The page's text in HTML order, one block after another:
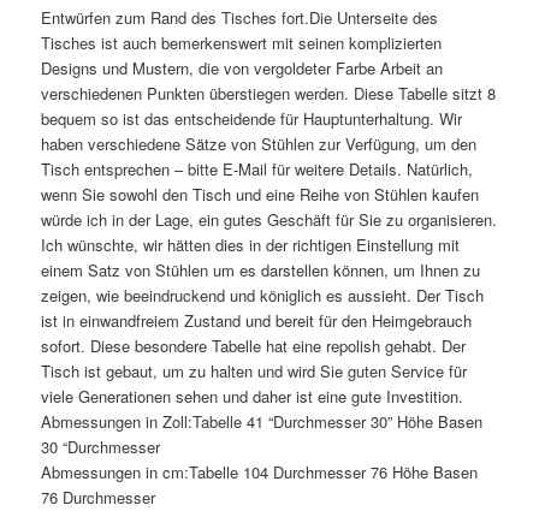
Entwürfen zum Rand des Tisches fort.Die Unterseite des
Tisches ist auch bemerkenswert mit seinen komplizierten
Designs und Mustern, die von vergoldeter Farbe Arbeit an
verschiedenen Punkten überstiegen werden. Diese Tabelle sitzt 8
bequem so ist das entscheidende für Hauptunterhaltung. Wir
haben verschiedene Sätze von Stühlen zur Verfügung, um den
Tisch entsprechen – bitte E-Mail für weitere Details. Natürlich,
wenn Sie sowohl den Tisch und eine Reihe von Stühlen kaufen
würde ich in der Lage, ein gutes Geschäft für Sie zu organisieren.
Ich wünschte, wir hätten dies in der richtigen Einstellung mit
einem Satz von Stühlen um es darstellen können, um Ihnen zu
zeigen, wie beeindruckend und königlich es aussieht. Der Tisch
ist in einwandfreiem Zustand und bereit für den Heimgebrauch
sofort. Diese besondere Tabelle hat eine repolish gehabt. Der
Tisch ist gebaut, um zu halten und wird Sie guten Service für
viele Generationen sehen und daher ist eine gute Investition.
Abmessungen in Zoll:Tabelle 41 “Durchmesser 30” Höhe Basen
30 “Durchmesser
Abmessungen in cm:Tabelle 104 Durchmesser 76 Höhe Basen
76 Durchmesser